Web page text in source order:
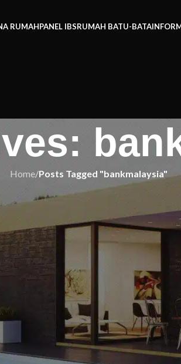
RUMAHPANEL IBSRUMAH BATU-BATA
Home/Posts Tagged "bankmalaysia"